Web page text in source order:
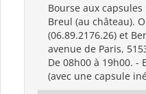
Bourse aux
Breul (au château).
(06.89.2176.26) et
avenue de Paris,
De 08h00 à 19h00. -
(avec une capsule